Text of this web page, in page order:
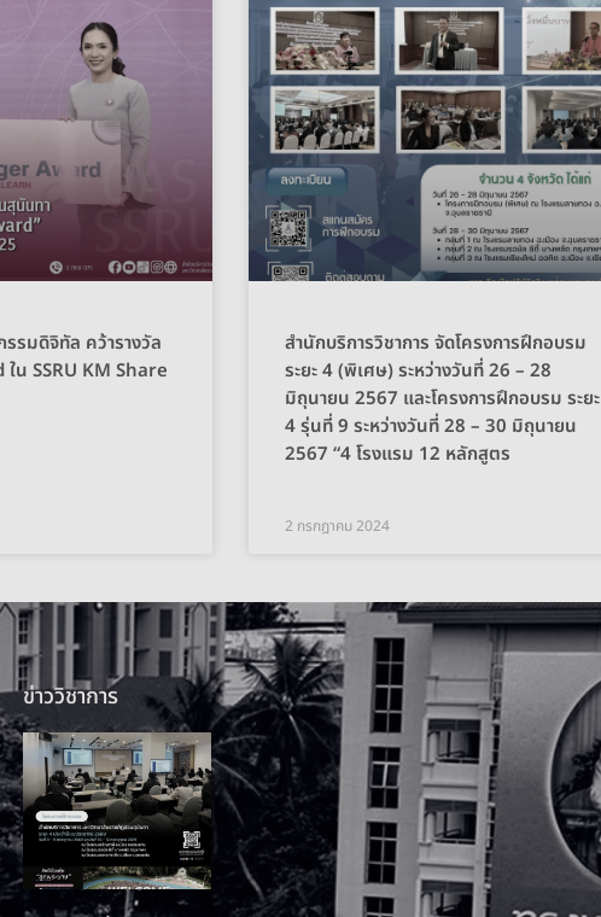
รรมดิจิทัล คว้ารางวัล
น SSRU KM Share
สำนักบริการวิชาการ จัดโครงการฝึกอบรม
ระยะ 4 (พิเศษ) ระหว่างวันที่ 26 – 28
มิถุนายน 2567 และโครงการฝึกอบรม ระยะ
4 รุ่นที่ 9 ระหว่างวันที่ 28 – 30 มิถุนายน
2567 “4 โรงแรม 12 หลักสูตร
2 กรกฎาคม 2024
ข่าววิชาการ